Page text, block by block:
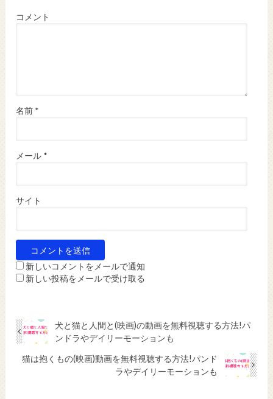
コメント
名前 *
メール *
サイト
新しいコメントをメールで通知
新しい投稿をメールで受け取る
犬と猫と人間と(映画)の動画を無料視聴する方法!パ
ンドラやデイリーモーションも
猫は抱くもの(映画)動画を無料視聴する方法!パンド
ラやデイリーモーションも